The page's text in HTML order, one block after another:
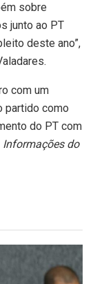
sobre
junto ao PT
deste ano”,
com um
partido como
do PT com
Informações do